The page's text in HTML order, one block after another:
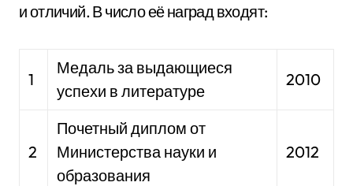
и отличий. В число её наград входят:
1
Медаль за выдающиеся
успехи в литературе
2010
2
Почетный диплом от
Министерства науки и
образования
2012